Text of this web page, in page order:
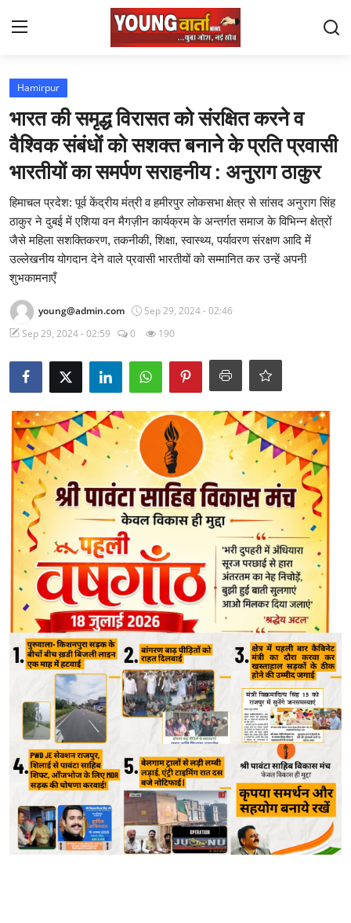
Login
Home
Staff Details
Sports
Contact
Chandigarh
Yuva Josh
National
J $ K
Uttra Khand
Political
Himachal Pradesh
Gallery
punjab
Utter Pradesh
Hamirpur
भारत की समृद्ध विरासत को संरक्षित करने व
वैश्विक संबंधों को सशक्त बनाने के प्रति प्रवासी
भारतीयों का समर्पण सराहनीय : अनुराग ठाकुर
हिमाचल प्रदेश: पूर्व केंद्रीय मंत्री व हमीरपुर लोकसभा क्षेत्र से सांसद अनुराग सिंह
ठाकुर ने दुबई में एशिया वन मैगज़ीन कार्यक्रम के अन्तर्गत समाज के विभिन्न क्षेत्रों
जैसे महिला सशक्तिकरण, तकनीकी, शिक्षा, स्वास्थ्य, पर्यावरण संरक्षण आदि में
उल्लेखनीय योगदान देने वाले प्रवासी भारतीयों को सम्मानित कर उन्हें अपनी
शुभकामनाएँ
young@admin.com
Sep 29, 2024 - 02:46
Sep 29, 2024 - 02:59
0 190